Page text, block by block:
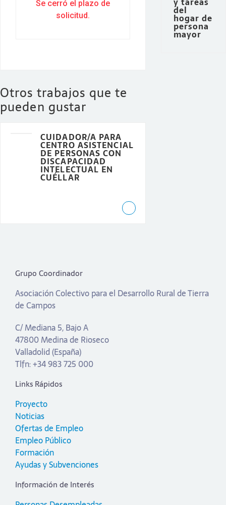
Se cerró el plazo de
solicitud.
Otros trabajos que te
pueden gustar
CUIDADOR/A PARA
CENTRO ASISTENCIAL
DE PERSONAS CON
DISCAPACIDAD
INTELECTUAL EN
CUÉLLAR
del
hogar de
persona
mayor
Grupo Coordinador
Asociación Colectivo para el Desarrollo Rural de Tierra
de Campos
C/ Mediana 5, Bajo A
47800 Medina de Rioseco
Valladolid (España)
Tlfn: +34 983 725 000
Links Rápidos
Proyecto
Noticias
Ofertas de Empleo
Empleo Público
Formación
Ayudas y Subvenciones
Información de Interés